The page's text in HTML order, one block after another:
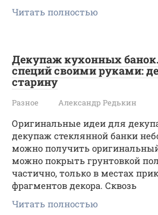
Читать полностью
Декупаж кухонных
специй своими руками:
старину
Разное Александр Редькин
Оригинальные идеи для
декупаж стеклянной банки
можно получить
можно покрыть грунтовкой
частично, только в местах
фрагментов декора. Сквозь
Читать полностью